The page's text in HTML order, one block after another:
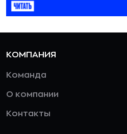
КОМПАНИЯ
Команда
О компании
Контакты